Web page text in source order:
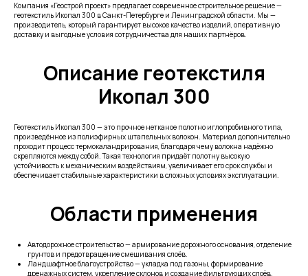
Компания «Геострой проект» предлагает современное строительное решение —
геотекстиль Икопал 300 в Санкт-Петербурге и Ленинградской области. Мы —
производитель, который гарантирует высокое качество изделий, оперативную
доставку и выгодные условия сотрудничества для наших партнёров.
Описание геотекстиля
Икопал 300
Геотекстиль Икопал 300 — это прочное нетканое полотно иглопробивного типа,
произведённое из полиэфирных штапельных волокон. Материал дополнительно
проходит процесс термокаландрирования, благодаря чему волокна надёжно
скрепляются между собой. Такая технология придаёт полотну высокую
устойчивость к механическим воздействиям, увеличивает его срок службы и
обеспечивает стабильные характеристики в сложных условиях эксплуатации.
Области применения
Автодорожное строительство — армирование дорожного основания, отделение
грунтов и предотвращение смешивания слоёв.
Ландшафтное благоустройство — укладка под газоны, формирование
дренажных систем, укрепление склонов и создание фильтрующих слоёв.